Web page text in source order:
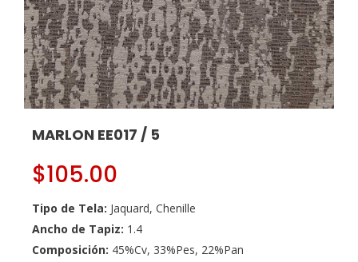
MARLON EE017 / 5
$105.00
Tipo de Tela: Jaquard, Chenille
Ancho de Tapiz: 1.4
Composición: 45%Cv, 33%Pes, 22%Pan